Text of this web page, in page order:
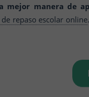
mejor manera de
repaso escolar online